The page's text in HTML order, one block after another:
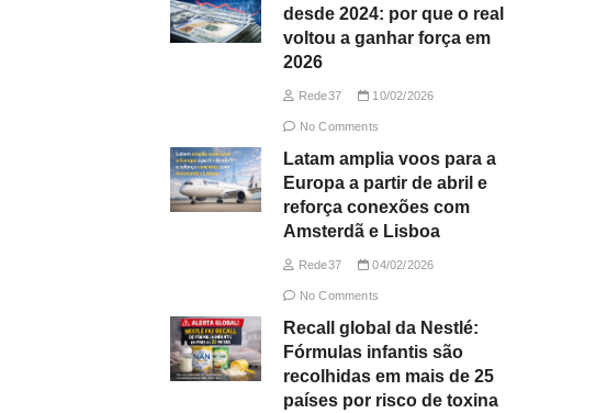
desde 2024: por que o real
voltou a ganhar força em
2026
Rede37 10/02/2026
No Comments
Latam amplia voos para a
Europa a partir de abril e
reforça conexões com
Amsterdã e Lisboa
Rede37 04/02/2026
No Comments
Recall global da Nestlé:
Fórmulas infantis são
recolhidas em mais de 25
países por risco de toxina